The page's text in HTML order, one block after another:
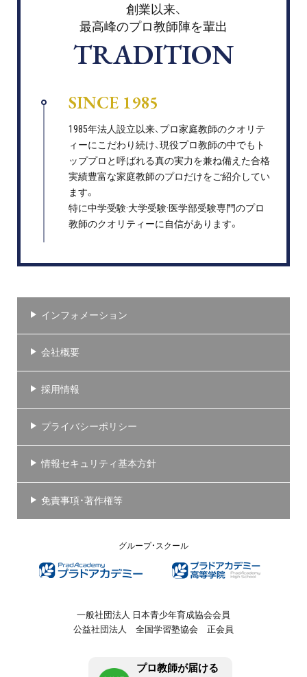
創業以来、
最高峰のプロ教師陣を輩出
TRADITION
SINCE 1985
1985年法人設立以来、プロ家庭教師のクオリテ
ィーにこだわり続け、現役プロ教師の中でもト
ッププロと呼ばれる真の実力を兼ね備えた合格
実績豊富な家庭教師のプロだけをご紹介してい
ます。
特に中学受験·大学受験·医学部受験専門のプロ
教師のクオリティーに自信があります。
インフォメーション
会社概要
採用情報
プライバシーポリシー
情報セキュリティ基本方針
免責事項・著作権等
グループ・スクール
一般社団法人 日本青少年育成協会会員
公益社団法人 全国学習塾協会 正会員
プロ教師が届ける